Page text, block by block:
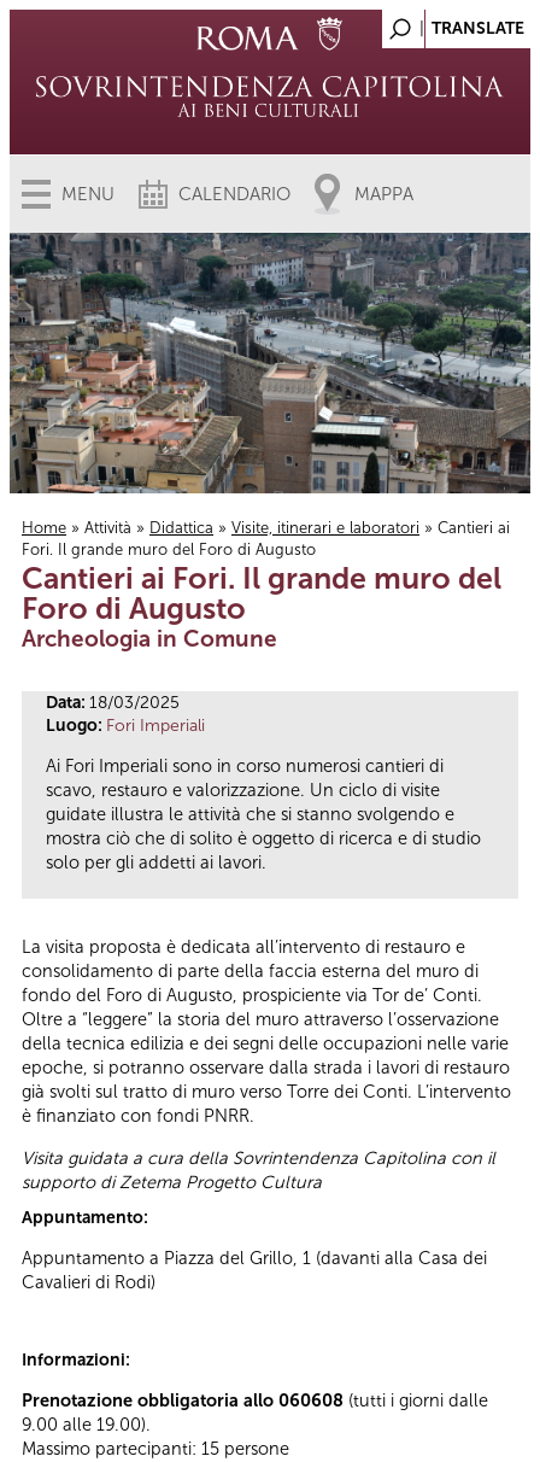
MENU CALENDARIO MAPPA
Tu sei qui
Home » Attività » Didattica » Visite, itinerari e laboratori » Cantieri ai
Fori. Il grande muro del Foro di Augusto
Cantieri ai Fori. Il grande muro del
Foro di Augusto
Archeologia in Comune
Data: 18/03/2025
Luogo: Fori Imperiali
Ai Fori Imperiali sono in corso numerosi cantieri di
scavo, restauro e valorizzazione. Un ciclo di visite
guidate illustra le attività che si stanno svolgendo e
mostra ciò che di solito è oggetto di ricerca e di studio
solo per gli addetti ai lavori.
La visita proposta è dedicata all’intervento di restauro e
consolidamento di parte della faccia esterna del muro di
fondo del Foro di Augusto, prospiciente via Tor de’ Conti.
Oltre a “leggere” la storia del muro attraverso l’osservazione
della tecnica edilizia e dei segni delle occupazioni nelle varie
epoche, si potranno osservare dalla strada i lavori di restauro
già svolti sul tratto di muro verso Torre dei Conti. L’intervento
è finanziato con fondi PNRR.
Visita guidata a cura della Sovrintendenza Capitolina con il
supporto di Zetema Progetto Cultura
Appuntamento:
Appuntamento a Piazza del Grillo, 1 (davanti alla Casa dei
Cavalieri di Rodi)
Informazioni:
Prenotazione obbligatoria allo 060608 (tutti i giorni dalle
9.00 alle 19.00).
Massimo partecipanti: 15 persone